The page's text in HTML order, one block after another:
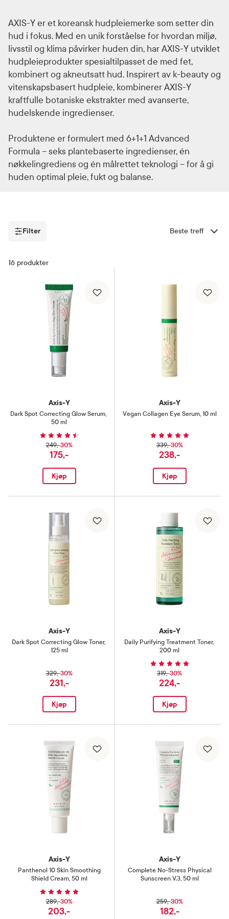
AXIS-Y er et koreansk hudpleiemerke som setter din
hud i fokus. Med en unik forståelse for hvordan miljø,
livsstil og klima påvirker huden din, har AXIS-Y utviklet
hudpleieprodukter spesialtilpasset de med fet,
kombinert og akneutsatt hud. Inspirert av k-beauty og
vitenskapsbasert hudpleie, kombinerer AXIS-Y
kraftfulle botaniske ekstrakter med avanserte,
hudelskende ingredienser.
Produktene er formulert med 6+1+1 Advanced
Formula – seks plantebaserte ingredienser, én
nøkkelingrediens og én målrettet teknologi – for å gi
huden optimal pleie, fukt og balanse.
Filter
Filter
16 produkter
Axis-Y
Dark Spot Correcting Glow Serum,
50 ml
249,-30%
175,-
Kjøp
Axis-Y
Vegan Collagen Eye Serum, 10 ml
339,-30%
238,-
Kjøp
Axis-Y
Dark Spot Correcting Glow Toner,
125 ml
329,-30%
231,-
Kjøp
Axis-Y
Daily Purifying Treatment Toner,
200 ml
319,-30%
224,-
Kjøp
Axis-Y
Panthenol 10 Skin Smoothing
Shield Cream, 50 ml
289,-30%
203,-
Axis-Y
Complete No-Stress Physical
Sunscreen V.3, 50 ml
259,-30%
182,-